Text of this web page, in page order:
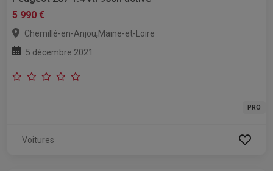
5 990 €
Chemillé-en-Anjou,Maine-et-Loire
5 décembre 2021
PRO
Voitures